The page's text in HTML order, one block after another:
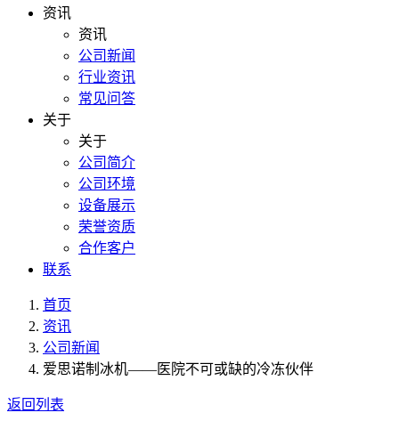
资讯
资讯
公司新闻
行业资讯
常见问答
关于
关于
公司简介
公司环境
设备展示
荣誉资质
合作客户
联系
首页
资讯
公司新闻
爱思诺制冰机——医院不可或缺的冷冻伙伴
返回列表